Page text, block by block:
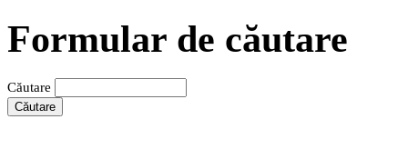
Formular de căutare
Căutare